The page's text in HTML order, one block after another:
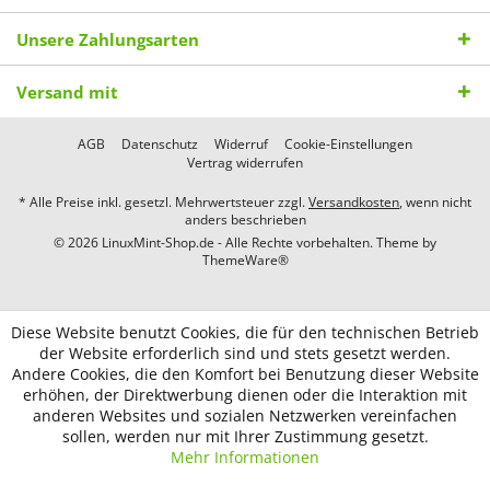
Unsere Zahlungsarten
Versand mit
AGB Datenschutz Widerruf
Cookie-Einstellungen
Vertrag widerrufen
* Alle Preise inkl. gesetzl. Mehrwertsteuer zzgl.Versandkosten, wenn nicht
anders beschrieben
© 2026 LinuxMint-Shop.de - Alle Rechte vorbehalten. Theme by
ThemeWare®
Diese Website benutzt Cookies, die für den technischen Betrieb
der Website erforderlich sind und stets gesetzt werden.
Andere Cookies, die den Komfort bei Benutzung dieser Website
erhöhen, der Direktwerbung dienen oder die Interaktion mit
anderen Websites und sozialen Netzwerken vereinfachen
sollen, werden nur mit Ihrer Zustimmung gesetzt.
Mehr Informationen